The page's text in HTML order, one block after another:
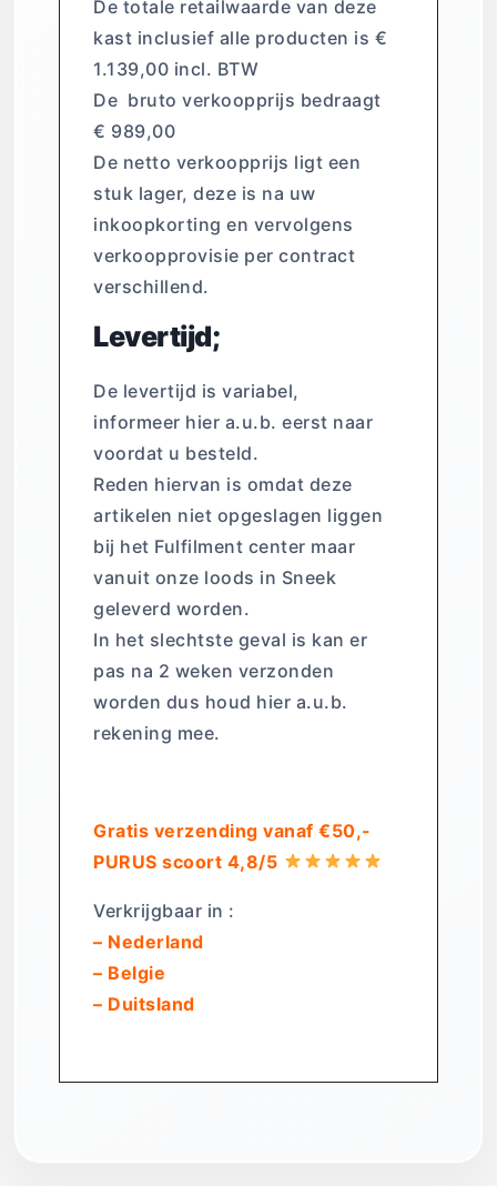
De totale retailwaarde van deze
kast inclusief alle producten is €
1.139,00 incl. BTW
De bruto verkoopprijs bedraagt
€ 989,00
De netto verkoopprijs ligt een
stuk lager, deze is na uw
inkoopkorting en vervolgens
verkoopprovisie per contract
verschillend.
Levertijd;
De levertijd is variabel,
informeer hier a.u.b. eerst naar
voordat u besteld.
Reden hiervan is omdat deze
artikelen niet opgeslagen liggen
bij het Fulfilment center maar
vanuit onze loods in Sneek
geleverd worden.
In het slechtste geval is kan er
pas na 2 weken verzonden
worden dus houd hier a.u.b.
rekening mee.
Gratis verzending vanaf €50,-
PURUS scoort 4,8/5
Verkrijgbaar in :
– Nederland
– Belgie
– Duitsland